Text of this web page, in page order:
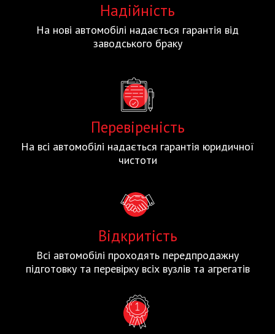
Надійність
На нові автомобілі надається гарантія від
заводського браку
Перевіреність
На всі автомобілі надається гарантія юридичної
чистоти
Відкритість
Всі автомобілі проходять передпродажну
підготовку та перевірку всіх вузлів та агрегатів